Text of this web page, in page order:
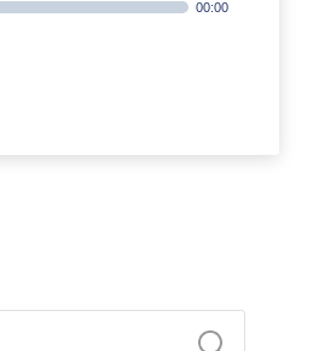
00:00